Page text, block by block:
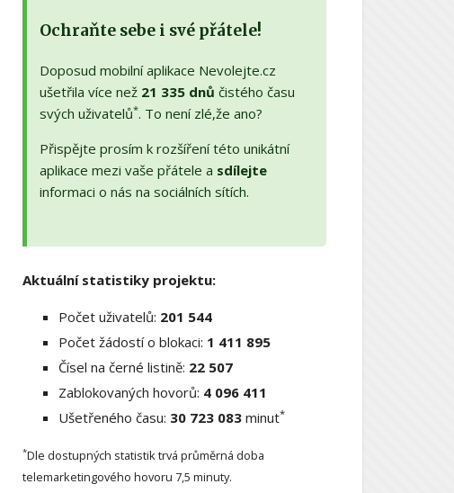
Ochraňte sebe i své přátele!
Doposud mobilní aplikace Nevolejte.cz
ušetřila více než 21 335 dnů čistého času
svých uživatelů*. To není zlé,že ano?
Přispějte prosím k rozšíření této unikátní
aplikace mezi vaše přátele a sdílejte
informaci o nás na sociálních sítích.
Aktuální statistiky projektu:
Počet uživatelů: 201 544
Počet žádostí o blokaci: 1 411 895
Čísel na černé listině: 22 507
Zablokovaných hovorů: 4 096 411
Ušetřeného času: 30 723 083minut*
*Dle dostupných statistik trvá průměrná doba
telemarketingového hovoru 7,5 minuty.